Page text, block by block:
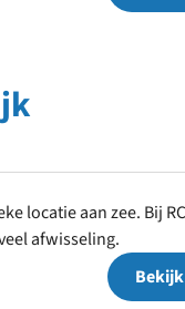
locatie aan zee. Bij
afwisseling.